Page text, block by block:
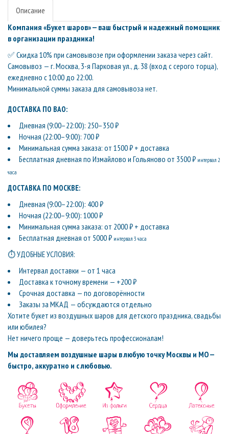
Описание
Компания «Букет шаров» — ваш быстрый и надежный помощник
в организации праздника!
✅ Скидка 10% при самовывозе при оформлении заказа через сайт.
Самовывоз — г. Москва, 3-я Парковая ул., д. 38 (вход с серого торца),
ежедневно с 10:00 до 22:00.
Минимальной суммы заказа для самовывоза нет.
ДОСТАВКА ПО ВАО:
Дневная (9:00–22:00): 250–350 ₽
Ночная (22:00–9:00): 700 ₽
Минимальная сумма заказа: от 1500 ₽ + доставка
Бесплатная дневная по Измайлово и Гольяново от 3500 ₽ интервал 2
часа
ДОСТАВКА ПО МОСКВЕ:
Дневная (9:00–22:00): 400 ₽
Ночная (22:00–9:00): 1000 ₽
Минимальная сумма заказа: от 2000 ₽ + доставка
Бесплатная дневная от 5000 ₽ интервал 3 часа
⏱ УДОБНЫЕ УСЛОВИЯ:
Интервал доставки — от 1 часа
Доставка к точному времени — +200 ₽
Срочная доставка — по договорённости
Заказы за МКАД — обсуждаются отдельно
Хотите букет из воздушных шаров для детского праздника, свадьбы
или юбилея?
Нет ничего проще — доверьтесь профессионалам!
Мы доставляем воздушные шары в любую точку Москвы и МО —
быстро, аккуратно и с любовью.